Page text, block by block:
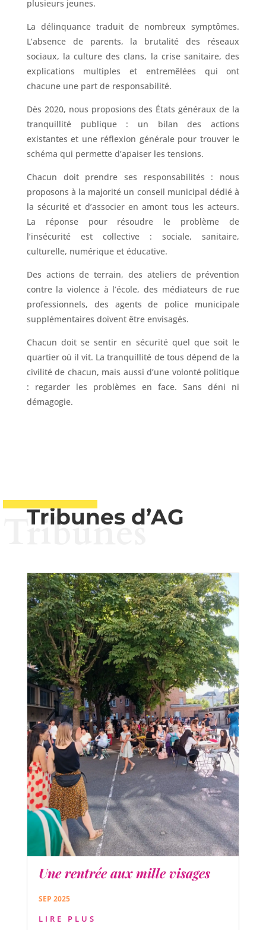
plusieurs jeunes.
La délinquance traduit de nombreux symptômes.
L’absence de parents, la brutalité des réseaux
sociaux, la culture des clans, la crise sanitaire, des
explications multiples et entremêlées qui ont
chacune une part de responsabilité.
Dès 2020, nous proposions des États généraux de la
tranquillité publique : un bilan des actions
existantes et une réflexion générale pour trouver le
schéma qui permette d’apaiser les tensions.
Chacun doit prendre ses responsabilités : nous
proposons à la majorité un conseil municipal dédié à
la sécurité et d’associer en amont tous les acteurs.
La réponse pour résoudre le problème de
l’insécurité est collective : sociale, sanitaire,
culturelle, numérique et éducative.
Des actions de terrain, des ateliers de prévention
contre la violence à l’école, des médiateurs de rue
professionnels, des agents de police municipale
supplémentaires doivent être envisagés.
Chacun doit se sentir en sécurité quel que soit le
quartier où il vit. La tranquillité de tous dépend de la
civilité de chacun, mais aussi d’une volonté politique
: regarder les problèmes en face. Sans déni ni
démagogie.
Tribunes d’AG
Tribunes
Une rentrée aux mille visages
SEP 2025
LIRE PLUS